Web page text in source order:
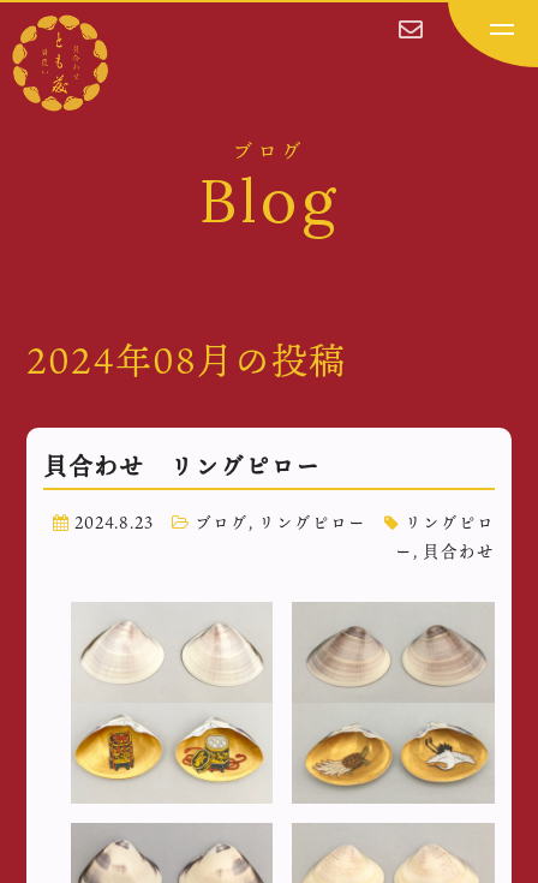
ブログ
Blog
2024年08月の投稿
貝合わせ リングピロー
2024.8.23 ブログ, リングピロー
リングピロ
ー , 貝合わせ